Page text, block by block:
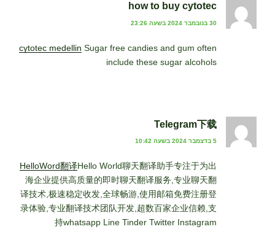
how to buy cytotec
30 בנובמבר 2024 בשעה 23:26
cytotec medellin Sugar free candies and gum often
include these sugar alcohols
Telegram下载
5 בדצמבר 2024 בשעה 10:42
HelloWord翻译Hello World聊天翻译助手专注于为出
海企业提供高质量的即时聊天翻译服务,专业聊天翻
译技术,极速稳定收发,全球畅游,使用邮箱免费注册登
录体验,专业翻译技术团队开发,超数百家企业信赖,支
持whatsapp Line Tinder Twitter Instagram